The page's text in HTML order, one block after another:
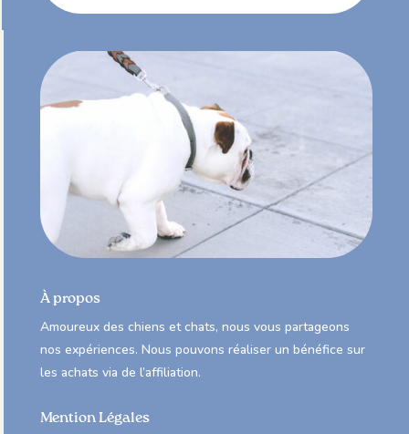
À propos
Amoureux des chiens et chats, nous vous partageons
nos expériences. Nous pouvons réaliser un bénéfice sur
les achats via de l’affiliation.
Mention Légales